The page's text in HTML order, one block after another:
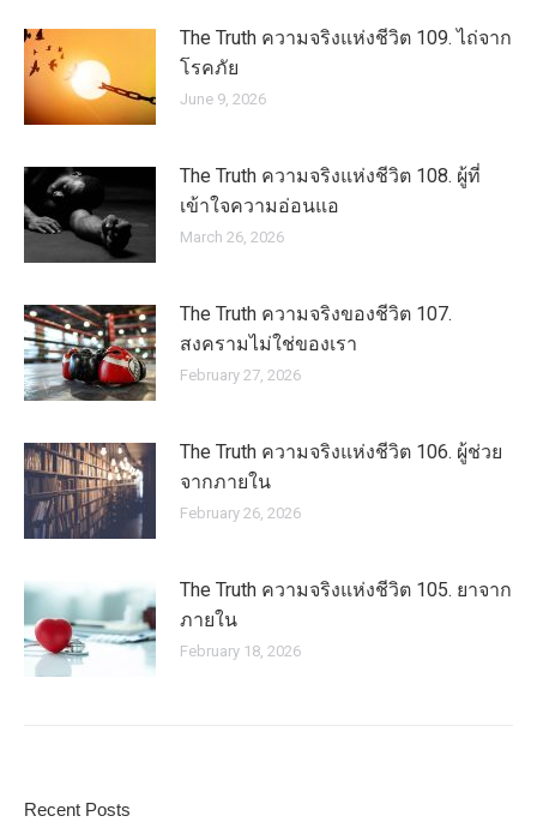
The Truth ความจริงแห่งชีวิต 109. ไถ่จาก
โรคภัย
June 9, 2026
The Truth ความจริงแห่งชีวิต 108. ผู้ที่
เข้าใจความอ่อนแอ
March 26, 2026
The Truth ความจริงของชีวิต 107.
สงครามไม่ใช่ของเรา
February 27, 2026
The Truth ความจริงแห่งชีวิต 106. ผู้ช่วย
จากภายใน
February 26, 2026
The Truth ความจริงแห่งชีวิต 105. ยาจาก
ภายใน
February 18, 2026
Recent Posts